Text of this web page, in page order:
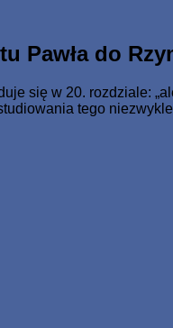
Pawła do
się w 20. rozdziale:
tego